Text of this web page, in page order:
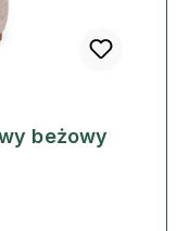
beżowy